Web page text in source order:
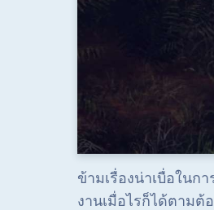
ข้ามเรื่องน่าเบื่อในก
งานเมื่อไรก็ได้ตามต้